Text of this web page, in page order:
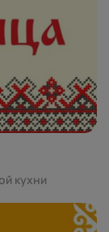
кухни